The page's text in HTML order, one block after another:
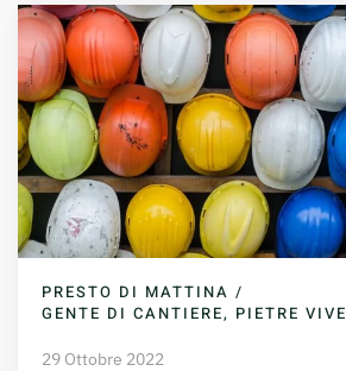
PRESTO DI MATTINA /
GENTE DI CANTIERE, PIETRE VIVE
29 Ottobre 2022